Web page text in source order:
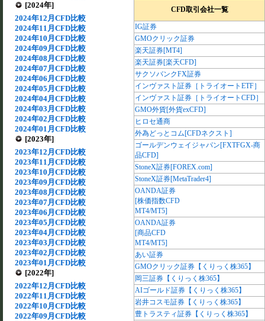
[2024年]
2024年12月CFD比較
2024年11月CFD比較
2024年10月CFD比較
2024年09月CFD比較
2024年08月CFD比較
2024年07月CFD比較
2024年06月CFD比較
2024年05月CFD比較
2024年04月CFD比較
2024年03月CFD比較
2024年02月CFD比較
2024年01月CFD比較
[2023年]
2023年12月CFD比較
2023年11月CFD比較
2023年10月CFD比較
2023年09月CFD比較
2023年08月CFD比較
2023年07月CFD比較
2023年06月CFD比較
2023年05月CFD比較
2023年04月CFD比較
2023年03月CFD比較
2023年02月CFD比較
2023年01月CFD比較
[2022年]
2022年12月CFD比較
2022年11月CFD比較
2022年10月CFD比較
2022年09月CFD比較
CFD取引会社一覧
IG証券
GMOクリック証券
楽天証券[MT4]
楽天証券[楽天CFD]
サクソバンクFX証券
インヴァスト証券［トライオートETF］
インヴァスト証券［トライオートCFD］
GMO外貨[外貨exCFD]
ヒロセ通商
外為どっとコム[CFDネクスト]
ゴールデンウェイジャパン[FXTFGX-商
品CFD]
StoneX証券[FOREX.com]
StoneX証券[MetaTrader4]
OANDA証券
[株価指数CFD
MT4/MT5]
OANDA証券
[商品CFD
MT4/MT5]
あい証券
GMOクリック証券【くりっく株365】
岡三証券【くりっく株365】
AIゴールド証券【くりっく株365】
岩井コスモ証券【くりっく株365】
豊トラスティ証券【くりっく株365】